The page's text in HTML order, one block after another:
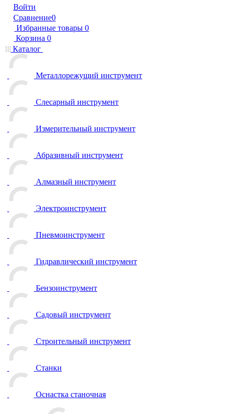
Войти
Сравнение0
Избранные товары 0
Корзина 0
Каталог
Металлорежущий инструмент
Слесарный инструмент
Измерительный инструмент
Абразивный инструмент
Алмазный инструмент
Электроинструмент
Пневмоинструмент
Гидравлический инструмент
Бензоинструмент
Садовый инструмент
Строительный инструмент
Станки
Оснастка станочная